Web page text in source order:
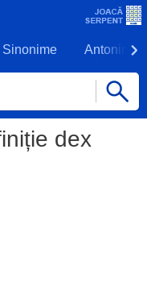
Sinonime Antonime
dex